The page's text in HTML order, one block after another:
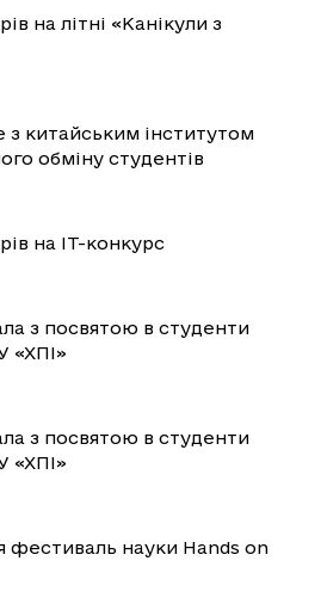
на літні «Канікули з
з китайським інститутом
обміну студентів
на IT-конкурс
з посвятою в студенти
«ХПІ»
з посвятою в студенти
«ХПІ»
фестиваль науки Hands on